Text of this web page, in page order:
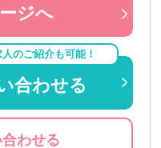
ジへ
のご紹介も可能！
合わせる
わせる